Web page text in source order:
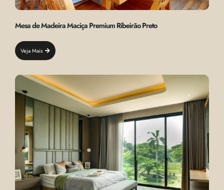
Mesa de Madeira Maciça Premium Ribeirão Preto
Veja Mais